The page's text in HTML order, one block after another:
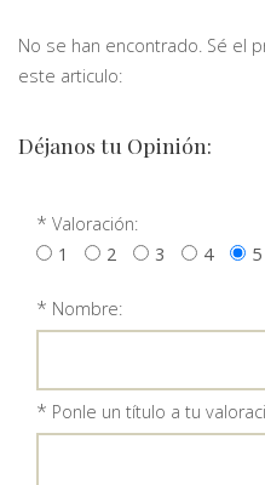
No se han encontrado. Sé el
este articulo:
Déjanos tu Opinión:
* Valoración:
1
2 3 4 5
* Nombre:
* Ponle un título a tu